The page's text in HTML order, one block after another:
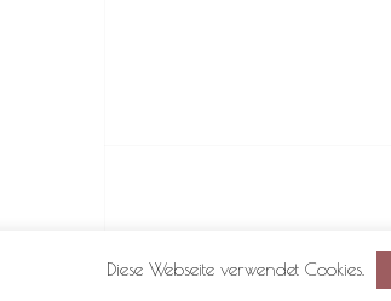
Diese Webseite verwendet Cookies.